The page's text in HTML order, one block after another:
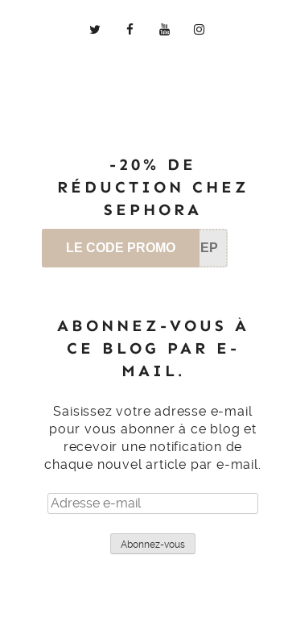
-20% DE
RÉDUCTION CHEZ
SEPHORA
LE CODE PROMO SEP
ABONNEZ-VOUS À
CE BLOG PAR E-
MAIL.
Saisissez votre adresse e-mail
pour vous abonner à ce blog et
recevoir une notification de
chaque nouvel article par e-mail.
Adresse
e-
Abonnez-vous